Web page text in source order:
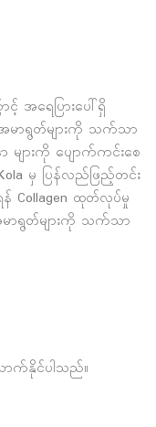
အရေပြားပေါ်ရှိ
အမာရွတ်များကို သက်သာ
များကို ပျောက်ကင်းစေ
မှ ပြန်လည်ဖြည့်တင်း
Collagen ထုတ်လုပ်မှု
မာရွတ်များကို သက်သာ
က်နိုင်ပါသည်။